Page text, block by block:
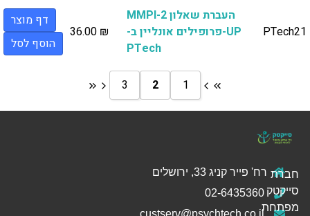
PTech21
העברת שאלון MMPI-2
UP-פרופילים אונליין ב-
PTech
36.00 ₪
דף מוצר
הוסף לסל
1
2
3
רח' פייר קניג 33, ירושלים חברת
סייקטק
מפתחת